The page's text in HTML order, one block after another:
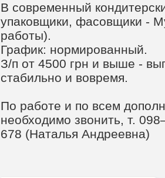
В современный
упаковщики, фасовщики -
работы).
График: нормированный.
З/п от 4500 грн и выше -
стабильно и вовремя.
По работе и по всем
необходимо звонить, т.
678 (Наталья Андреевна)